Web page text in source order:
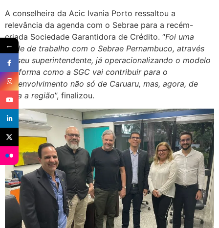
A conselheira da Acic Ivania Porto ressaltou a
relevância da agenda com o Sebrae para a recém-
criada Sociedade Garantidora de Crédito. “Foi uma
tarde de trabalho com o Sebrae Pernambuco, através
de seu superintendente, já operacionalizando o modelo
e a forma como a SGC vai contribuir para o
desenvolvimento não só de Caruaru, mas, agora, de
toda a região”, finalizou.
←